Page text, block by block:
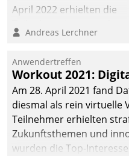
April 2022 erhielten die
Teilnehmer kurzweilige
Cloud-Strategien und -
Lösungen mit hohem
Zukunftspotenzial.
Andreas Lerchner
Anwendertreffen
Workout 2021:
Am 28. April 2021 fand
diesmal als rein virtuelle
Teilnehmer erhielten
Zukunftsthemen und
wurden die Top-